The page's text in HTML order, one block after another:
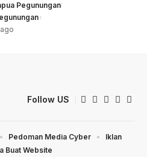
Pegunungan
Follow US
Pedoman Media Cyber
Iklan
Buat Website